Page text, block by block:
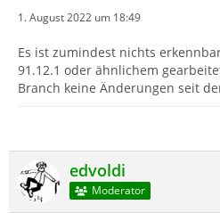
1. August 2022 um 18:49
Es ist zumindest nichts
91.12.1 oder ähnlichem
Branch keine Änderungen seit
edvoldi
Moderator